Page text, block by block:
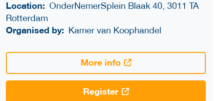
Location: OnderNemerSplein Blaak 40, 3011 TA
Rotterdam
Organised by: Kamer van Koophandel
More info
Register